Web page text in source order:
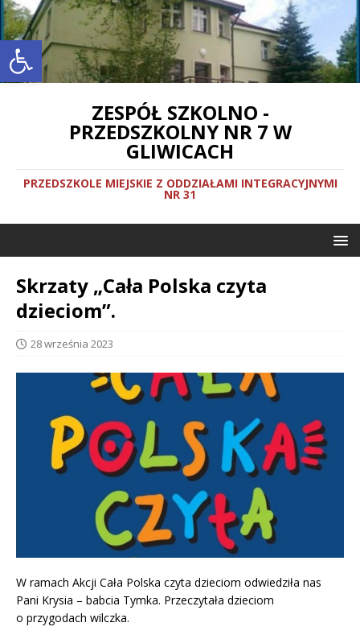
Otwórz pasek narzędzi
ZESPÓŁ SZKOLNO -
PRZEDSZKOLNY NR 7 W
GLIWICACH
PRZEDSZKOLE MIEJSKIE Z ODDZIAŁAMI INTEGRACYJNYMI
NR 31
Skrzaty „Cała Polska czyta
dzieciom”.
28 września 2023
W ramach Akcji Cała Polska czyta dzieciom odwiedziła nas
Pani Krysia – babcia Tymka. Przeczytała dzieciom
o przygodach wilczka.